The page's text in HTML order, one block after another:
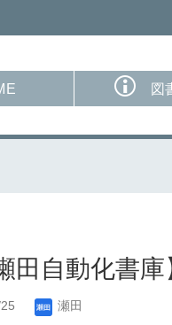
図
田自動化書
瀬田